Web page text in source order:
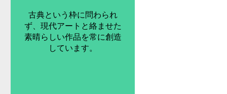
古典という枠に問わられ
ず、現代アートと絡ませた
素晴らしい作品を常に創造
しています。